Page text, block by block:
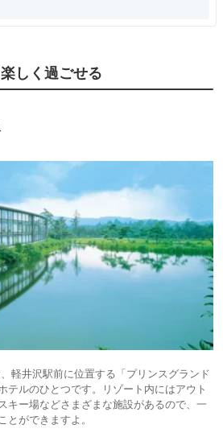
しく過ごせる
軽井沢駅前に位置する「プリンスグランド
テルのひとつです。リゾート内にはアウト
キー場などさまざまな施設があるので、一
とができますよ。